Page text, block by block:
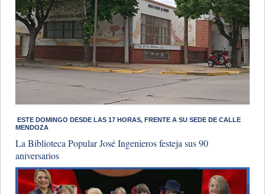
​ ESTE DOMINGO DESDE LAS 17 HORAS, FRENTE A SU SEDE DE CALLE
MENDOZA
La Biblioteca Popular José Ingenieros festeja sus 90
aniversarios